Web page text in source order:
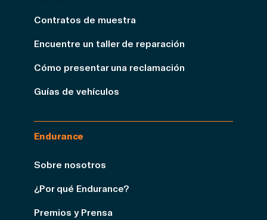
Contratos de muestra
Encuentre un taller de reparación
Cómo presentar una reclamación
Guías de vehículos
Endurance
Sobre nosotros
¿Por qué Endurance?
Premios y Prensa